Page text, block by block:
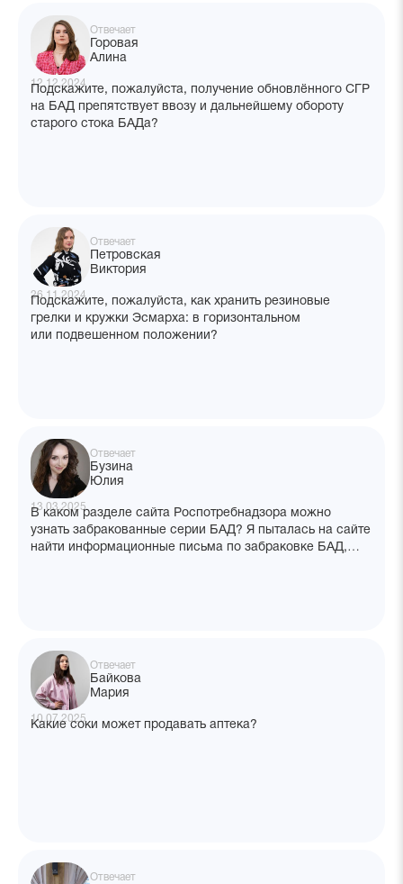
Отвечает
Горовая
Алина
12.12.2024
Подскажите, пожалуйста, получение обновлённого СГР
на БАД препятствует ввозу и дальнейшему обороту
старого стока БАДа?
Отвечает
Петровская
Виктория
26.11.2024
Подскажите, пожалуйста, как хранить резиновые
грелки и кружки Эсмарха: в горизонтальном
или подвешенном положении?
Отвечает
Бузина
Юлия
13.03.2025
В каком разделе сайта Роспотребнадзора можно
узнать забракованные серии БАД? Я пыталась на сайте
найти информационные письма по забраковке БАД,
Отвечает
Байкова
Мария
10.07.2025
Какие соки может продавать аптека?
Отвечает